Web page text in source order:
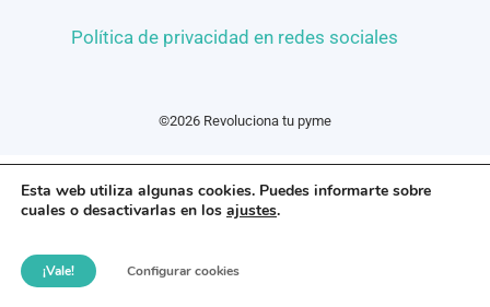
Política de privacidad en redes sociales
©2026 Revoluciona tu pyme
Esta web utiliza algunas cookies. Puedes informarte sobre
cuales o desactivarlas en los ajustes.
¡Vale! Configurar cookies